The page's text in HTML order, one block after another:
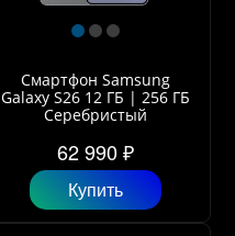
Смартфон Samsung
Galaxy S26 12 ГБ | 256 ГБ
Серебристый
62 990 ₽
Купить